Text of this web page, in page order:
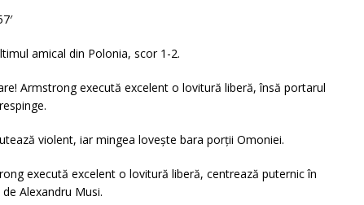
amical din Polonia, scor 1-2.
Armstrong execută excelent o lovitură liberă, însă portarul
violent, iar mingea lovește bara porții Omoniei.
execută excelent o lovitură liberă, centrează puternic în
Alexandru Musi.